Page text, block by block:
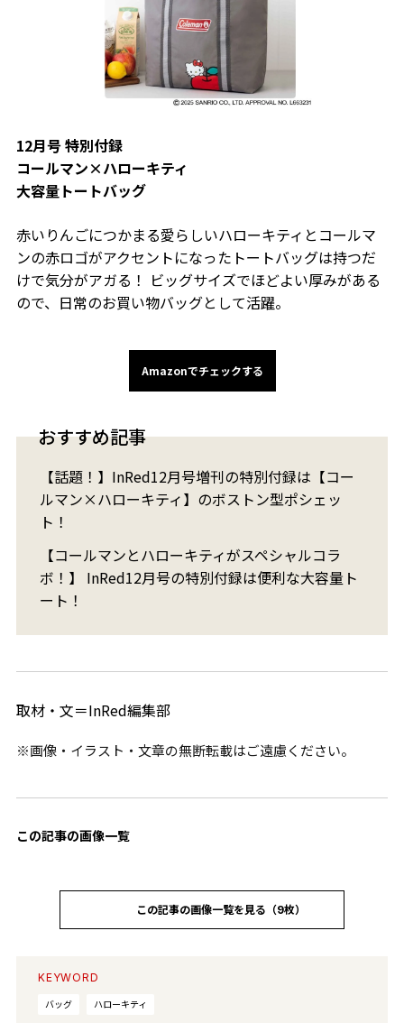
12月号 特別付録
コールマン×ハローキティ
大容量トートバッグ
赤いりんごにつかまる愛らしいハローキティとコールマ
ンの赤ロゴがアクセントになったトートバッグは持つだ
けで気分がアガる！ ビッグサイズでほどよい厚みがある
ので、日常のお買い物バッグとして活躍。
Amazonでチェックする
おすすめ記事
【話題！】InRed12月号増刊の特別付録は【コー
ルマン×ハローキティ】のボストン型ポシェッ
ト！
【コールマンとハローキティがスペシャルコラ
ボ！】 InRed12月号の特別付録は便利な大容量ト
ート！
取材・文＝InRed編集部
※画像・イラスト・文章の無断転載はご遠慮ください。
この記事の画像一覧
この記事の画像一覧を見る（9枚）
KEYWORD
バッグ
ハローキティ